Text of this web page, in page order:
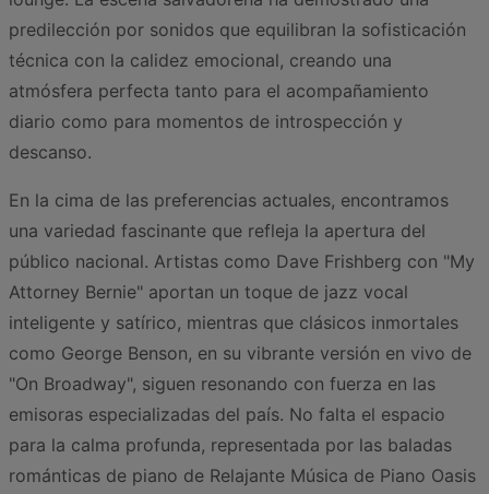
predilección por sonidos que equilibran la sofisticación
técnica con la calidez emocional, creando una
atmósfera perfecta tanto para el acompañamiento
diario como para momentos de introspección y
descanso.
En la cima de las preferencias actuales, encontramos
una variedad fascinante que refleja la apertura del
público nacional. Artistas como Dave Frishberg con "My
Attorney Bernie" aportan un toque de jazz vocal
inteligente y satírico, mientras que clásicos inmortales
como George Benson, en su vibrante versión en vivo de
"On Broadway", siguen resonando con fuerza en las
emisoras especializadas del país. No falta el espacio
para la calma profunda, representada por las baladas
románticas de piano de Relajante Música de Piano Oasis